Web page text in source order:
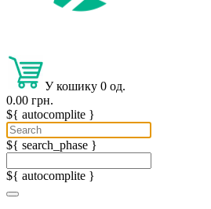
У кошику 0 од.
0.00 грн.
${ autocomplite }
${ search_phase }
${ autocomplite }